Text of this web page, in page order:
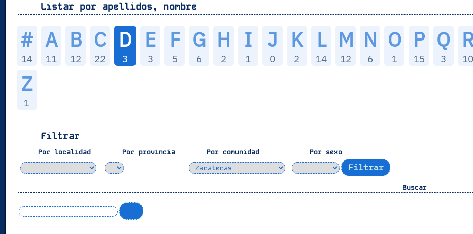
Listar por apellidos, nombre
#
14
A
11
B
12
C
22
D
3
E
3
F
5
G
6
H
2
I
1
J
0
K
2
L
14
M
12
N
6
O
1
P
15
Q
3 10
Z
1
Filtrar
Por localidad Por provincia Por comunidad Por sexo
Buscar